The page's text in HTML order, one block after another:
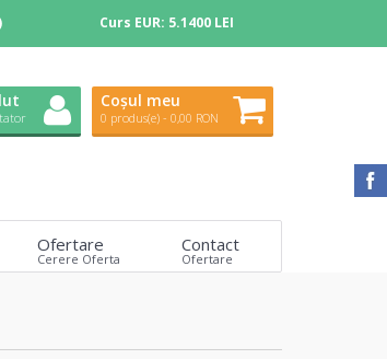
Curs EUR: 5.1400 LEI
Coșul meu
0 produs(e) - 0,00 RON
Ofertare
Cerere Oferta
Contact
Ofertare